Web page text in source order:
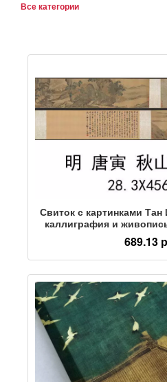
Все категории
Свиток с картинками
каллиграфия и
каллиграфия и
Пейзажная китайская
старинные
689.13